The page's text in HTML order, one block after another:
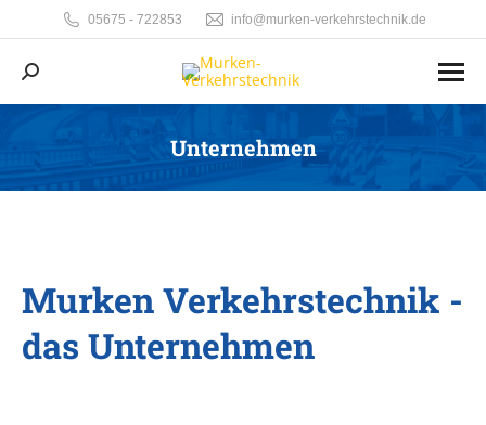
05675 - 722853 info@murken-verkehrstechnik.de
Search:
Unternehmen
Sie befinden sich hier:
Murken Verkehrstechnik -
das Unternehmen